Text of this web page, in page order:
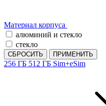
Материал корпуса
алюминий и стекло
стекло
СБРОСИТЬ ПРИМЕНИТЬ
256 ГБ 512 ГБ Sim+eSim